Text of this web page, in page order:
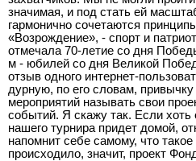
значимая, и под стать ей
гармонично сочетаются
«Возрождение», - спорт и
отмечала 70-летие со дня
м - юбилей со дня Великой
отзыв одного интернет-
дурную, по его словам,
мероприятий называть свои
событий. Я скажу так. Если
нашего турнира придет домой,
напомнит себе самому, что
происходило, значит, проект